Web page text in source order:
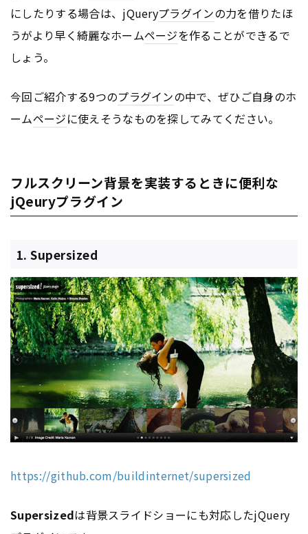
にしたりする場合は、jQueryプラグインの力を借りたほ
うがより早く綺麗なホームページを作ることができるで
しょう。
今回ご紹介する9つのプラグインの中で、ぜひご自身のホ
ームページに使えそうなものを探してみてください。
フルスクリーン背景を実装するときに便利な
jQeuryプラグイン
1. Supersized
https://github.com/buildinternet/supersized
Supersizedは背景スライドショーにも対応したjQuery